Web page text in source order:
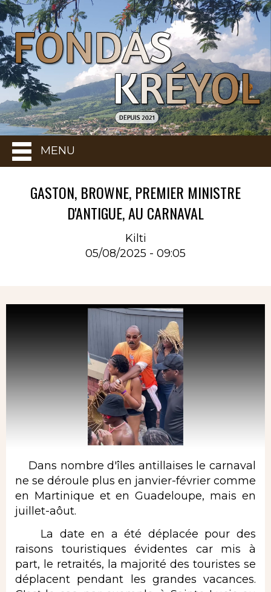
MENU
GASTON, BROWNE, PREMIER MINISTRE
D'ANTIGUE, AU CARNAVAL
Kilti
05/08/2025 - 09:05
Dans nombre d'îles antillaises le carnaval
ne se déroule plus en janvier-février comme
en Martinique et en Guadeloupe, mais en
juillet-aôut.
La date en a été déplacée pour des
raisons touristiques évidentes car mis à
part, le retraités, la majorité des touristes se
déplacent pendant les grandes vacances.